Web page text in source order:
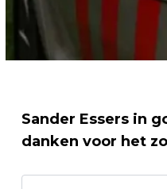
Sander Essers in
danken voor het